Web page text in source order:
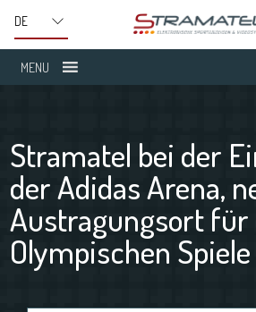
MENU
Stramatel bei der
der Adidas Arena,
Austragungsort für
Olympischen